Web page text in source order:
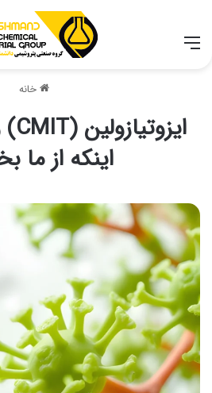
خانه
اینکه از ما
با توجه به شرایط اخیر در کشور،
همچنان با تمام توان در